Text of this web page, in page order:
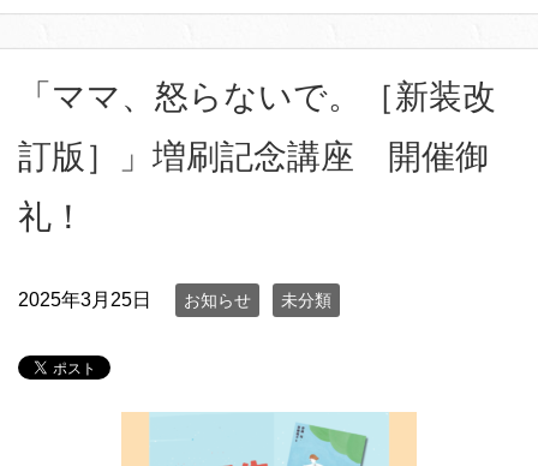
「ママ、怒らないで。［新装改
訂版］」増刷記念講座 開催御
礼！
2025年3月25日 お知らせ 未分類